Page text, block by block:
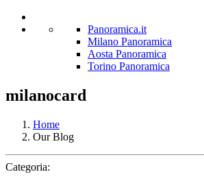
Panoramica.it
Milano Panoramica
Aosta Panoramica
Torino Panoramica
milanocard
Home
Our Blog
Categoria: